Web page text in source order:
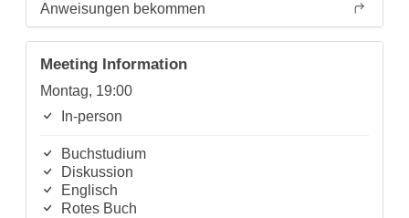
Anweisungen bekommen
Meeting Information
Montag, 19:00
In-person
Buchstudium
Diskussion
Englisch
Rotes Buch